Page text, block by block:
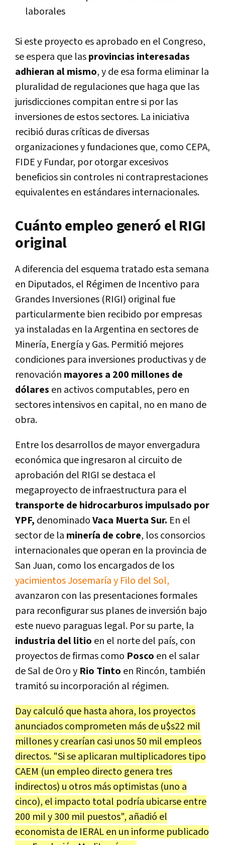
laborales
Si este proyecto es aprobado en el Congreso,
se espera que lasprovincias interesadas
adhieran al mismo, y de esa forma eliminar la
pluralidad de regulaciones que haga que las
jurisdicciones compitan entre si por las
inversiones de estos sectores. La iniciativa
recibió duras críticas de diversas
organizaciones y fundaciones que, como CEPA,
FIDE y Fundar, por otorgar excesivos
beneficios sin controles ni contraprestaciones
equivalentes en estándares internacionales.
Cuánto empleo generó el RIGI
original
A diferencia del esquema tratado esta semana
en Diputados, el Régimen de Incentivo para
Grandes Inversiones (RIGI) original fue
particularmente bien recibido por empresas
ya instaladas en la Argentina en sectores de
Minería, Energía y Gas. Permitió mejores
condiciones para inversiones productivas y de
renovación mayores a 200 millones de
dólares en activos computables, pero en
sectores intensivos en capital, no en mano de
obra.
Entre los desarrollos de mayor envergadura
económica que ingresaron al circuito de
aprobación del RIGI se destaca el
megaproyecto de infraestructura para el
transporte de hidrocarburos impulsado por
YPF, denominadoVaca Muerta Sur. En el
sector de la minería de cobre, los consorcios
internacionales que operan en la provincia de
San Juan, como los encargados de los
yacimientos Josemaría y Filo del Sol,
avanzaron con las presentaciones formales
para reconfigurar sus planes de inversión bajo
este nuevo paraguas legal. Por su parte, la
industria del litio en el norte del país, con
proyectos de firmas como Posco en el salar
de Sal de Oro y Rio Tinto en Rincón, también
tramitó su incorporación al régimen.
Day calculó que hasta ahora, los proyectos
anunciados comprometen más de u$s22 mil
millones y crearían casi unos 50 mil empleos
directos. "Si se aplicaran multiplicadores tipo
CAEM (un empleo directo genera tres
indirectos) u otros más optimistas (uno a
cinco), el impacto total podría ubicarse entre
200 mil y 300 mil puestos", añadió el
economista de IERAL en un informe publicado